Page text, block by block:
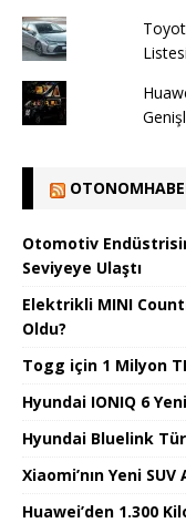
Otomotiv
Seviyeye Ulaştı
Elektrikli MINI
Oldu?
Togg için 1 Milyon
Hyundai IONIQ 6
Hyundai Bluelink
Xiaomi’nın Yeni SUV
Huawei’den 1.300